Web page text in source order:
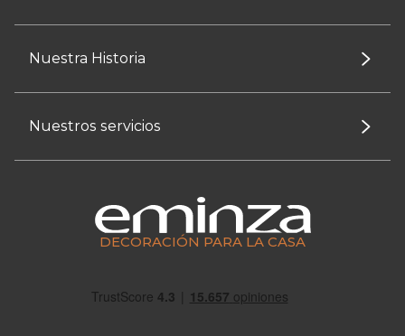
Nuestra Historia
Nuestros servicios
DECORACIÓN PARA LA CASA